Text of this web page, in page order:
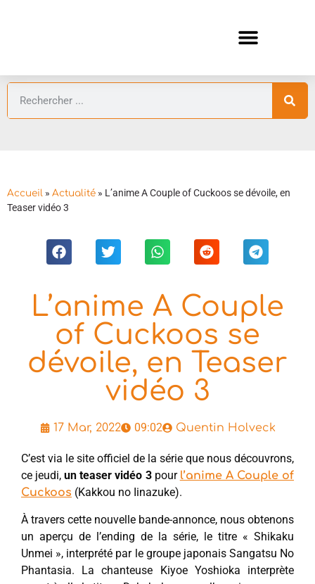
Accueil » Actualité » L’anime A Couple of Cuckoos se dévoile, en
Teaser vidéo 3
L’anime A Couple
of Cuckoos se
dévoile, en Teaser
vidéo 3
17 Mar, 2022 09:02 Quentin Holveck
C’est via le site officiel de la série que nous découvrons,
ce jeudi,un teaser vidéo 3pour l’anime A Couple of
Cuckoos (Kakkou no Iinazuke).
À travers cette nouvelle bande-annonce, nous obtenons
un aperçu de l’ending de la série, le titre « Shikaku
Unmei », interprété par le groupe japonais Sangatsu No
Phantasia. La chanteuse Kiyoe Yoshioka interprète